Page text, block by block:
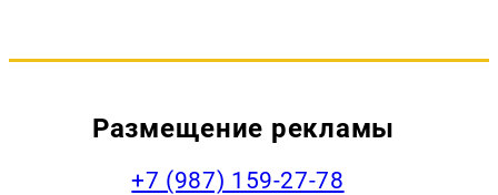
Размещение рекламы
+7 (987) 159-27-78